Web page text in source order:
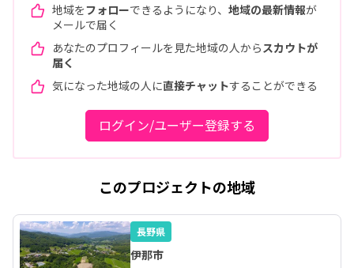
地域をフォローできるようになり、 地域の最新情報が
メールで届く
あなたのプロフィールを見た地域の人から スカウトが
届く
気になった地域の人に直接チャットすることができる
ログイン/ユーザー登録する
このプロジェクトの地域
長野県
伊那市